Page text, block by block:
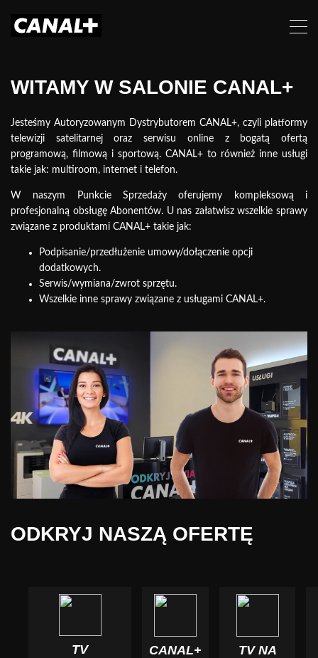
WITAMY W SALONIE CANAL+
Jesteśmy Autoryzowanym Dystrybutorem CANAL+, czyli platformy
telewizji satelitarnej oraz serwisu online z bogatą ofertą
programową, filmową i sportową. CANAL+ to również inne usługi
takie jak: multiroom, internet i telefon.
W naszym Punkcie Sprzedaży oferujemy kompleksową i
profesjonalną obsługę Abonentów. U nas załatwisz wszelkie sprawy
związane z produktami CANAL+ takie jak:
Podpisanie/przedłużenie umowy/dołączenie opcji
dodatkowych.
Serwis/wymiana/zwrot sprzętu.
Wszelkie inne sprawy związane z usługami CANAL+.
ODKRYJ NASZĄ OFERTĘ
TV
CANAL+
TV NA